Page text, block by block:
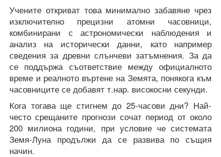
Учените откриват това минимално забавяне чрез
изключително прецизни атомни часовници,
комбинирани с астрономически наблюдения и
анализ на исторически данни, като например
сведения за древни слънчеви затъмнения. За да
се поддържа съответствие между официалното
време и реалното въртене на Земята, понякога към
часовниците се добавят т.нар. високосни секунди.
Кога тогава ще стигнем до 25-часови дни? Най-
често срещаните прогнози сочат период от около
200 милиона години, при условие че системата
Земя-Луна продължи да се развива по същия
начин.